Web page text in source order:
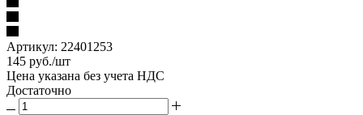
Артикул: 22401253
145 руб./шт
Цена указана без учета НДС
Достаточно